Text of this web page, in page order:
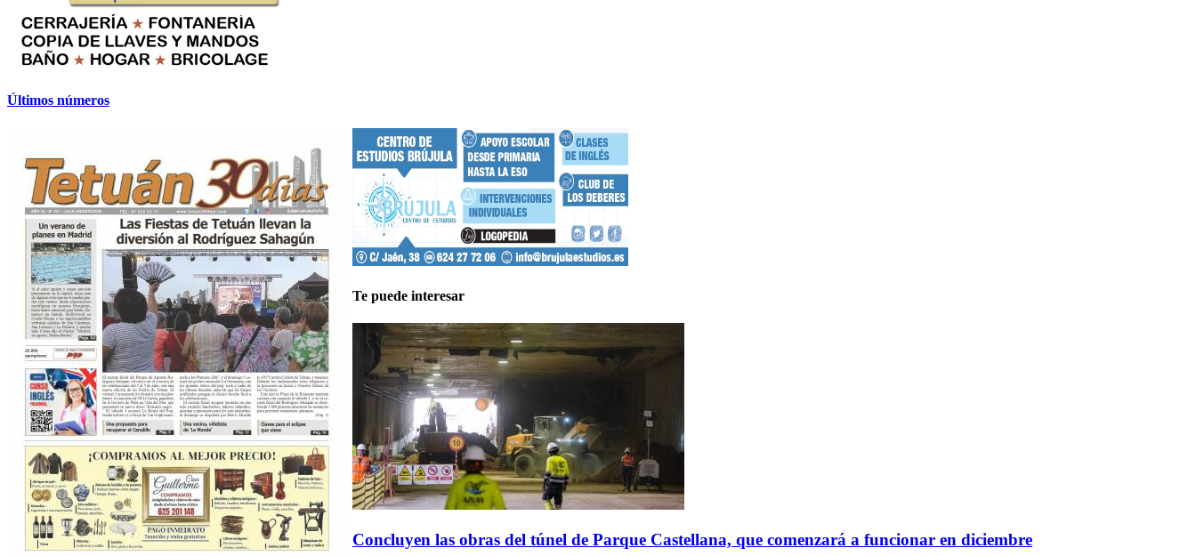
Últimos números
Te puede interesar
Concluyen las obras del túnel de Parque Castellana, que comenzará a funcionar en diciembre